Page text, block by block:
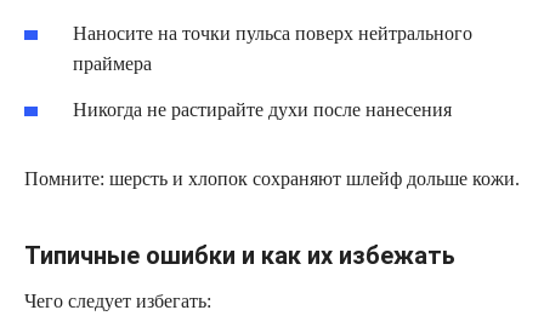
Наносите на точки пульса поверх нейтрального
праймера
Никогда не растирайте духи после нанесения
Помните: шерсть и хлопок сохраняют шлейф дольше кожи.
Типичные ошибки и как их избежать
Чего следует избегать: